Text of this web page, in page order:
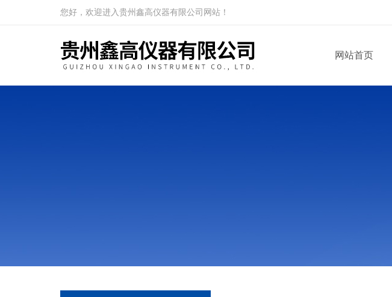
您好，欢迎进入贵州鑫高仪器有限公司网站！
网站首页